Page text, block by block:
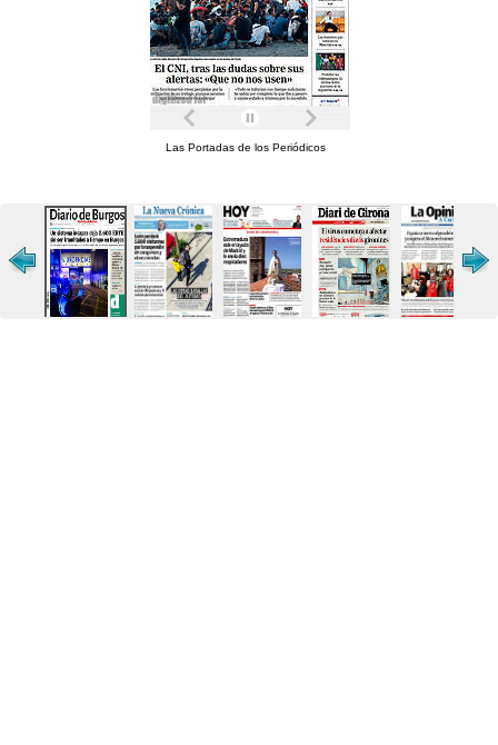
Las Portadas de los Periódicos